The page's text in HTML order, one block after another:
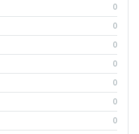
0
0
0
0
0
0
0